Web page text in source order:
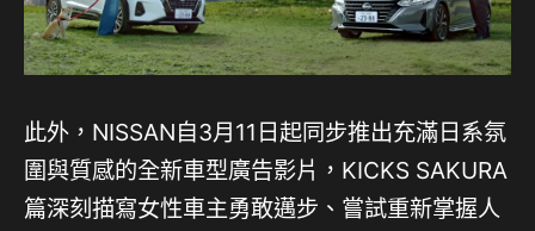
此外，NISSAN自3月11日起同步推出充滿日系氛
圍與質感的全新車型廣告影片，KICKS SAKURA
篇深刻描寫女性車主勇敢邁步、嘗試重新掌握人